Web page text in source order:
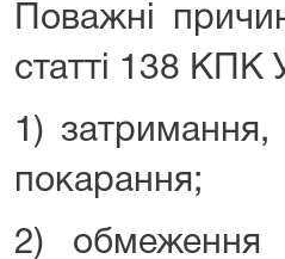
Поважні
статті 138 КПК
1) затримання,
покарання;
2) обмеження